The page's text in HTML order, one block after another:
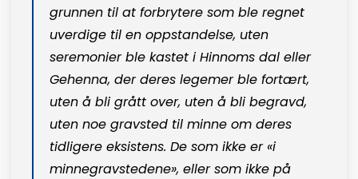
grunnen til at forbrytere som ble regnet
uverdige til en oppstandelse, uten
seremonier ble kastet i Hinnoms dal eller
Gehenna, der deres legemer ble fortært,
uten å bli grått over, uten å bli begravd,
uten noe gravsted til minne om deres
tidligere eksistens. De som ikke er «i
minnegravstedene», eller som ikke på